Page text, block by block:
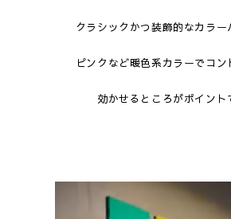
クラシックかつ装飾的なカラー
ピンクなど暖色系カラーでコン
効かせるところがポイント